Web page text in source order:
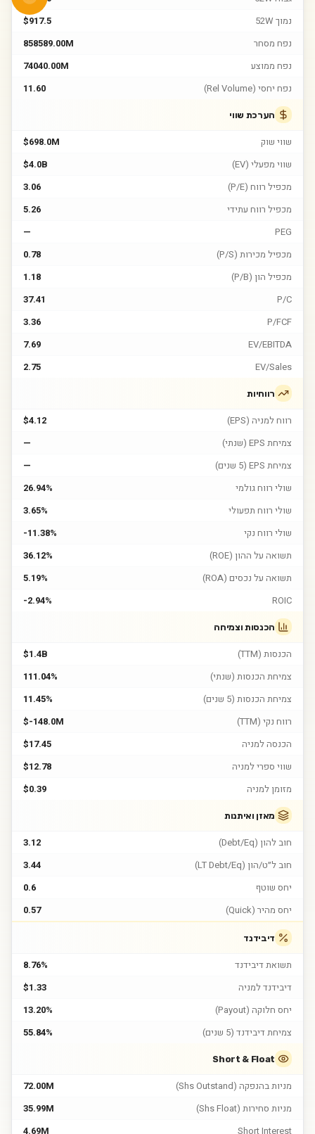
נמוך 52W
$917.5
נפח מסחר
858589.00M
נפח ממוצע
74040.00M
נפח יחסי (Rel Volume)
11.60
הערכת שווי
שווי שוק
$698.0M
שווי מפעלי (EV)
$4.0B
מכפיל רווח (P/E)
3.06
מכפיל רווח עתידי
5.26
PEG
—
מכפיל מכירות (P/S)
0.78
מכפיל הון (P/B)
1.18
P/C
37.41
P/FCF
3.36
EV/EBITDA
7.69
EV/Sales
2.75
רווחיות
רווח למניה (EPS)
$4.12
צמיחת EPS (שנתי)
—
צמיחת EPS (5 שנים)
—
שולי רווח גולמי
26.94%
שולי רווח תפעולי
3.65%
שולי רווח נקי
-11.38%
תשואה על ההון (ROE)
36.12%
תשואה על נכסים (ROA)
5.19%
ROIC
-2.94%
הכנסות וצמיחה
הכנסות (TTM)
$1.4B
צמיחת הכנסות (שנתי)
111.04%
צמיחת הכנסות (5 שנים)
11.45%
רווח נקי (TTM)
$-148.0M
הכנסה למניה
$17.45
שווי ספרי למניה
$12.78
מזומן למניה
$0.39
מאזן ואיתנות
חוב להון (Debt/Eq)
3.12
חוב ל״ט/הון (LT Debt/Eq)
3.44
יחס שוטף
0.6
יחס מהיר (Quick)
0.57
דיבידנד
תשואת דיבידנד
8.76%
דיבידנד למניה
$1.33
יחס חלוקה (Payout)
13.20%
צמיחת דיבידנד (5 שנים)
55.84%
Short & Float
מניות בהנפקה (Shs Outstand)
72.00M
מניות סחירות (Shs Float)
35.99M
Short Interest
4.69M